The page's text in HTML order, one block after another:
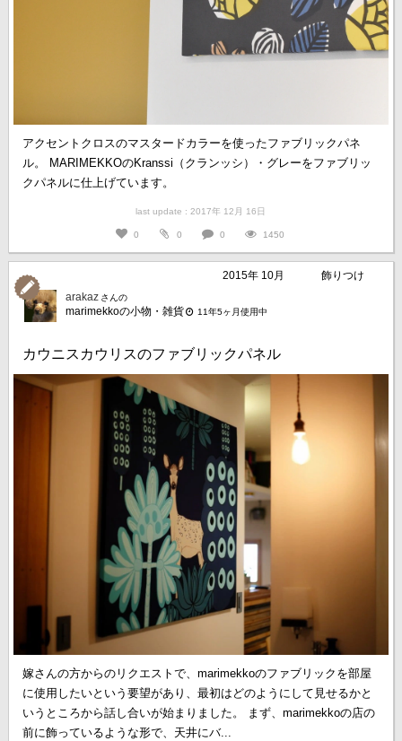
アクセントクロスのマスタードカラーを使ったファブリックパネ
ル。 MARIMEKKOのKranssi（クランッシ）・グレーをファブリッ
クパネルに仕上げています。
last update : 2017年 12月 16日
0 0 0 1450
2015年 10月
飾りつけ
arakaz さんの
marimekkoの小物・雑貨 11年5ヶ月使用中
カウニスカウリスのファブリックパネル
嫁さんの方からのリクエストで、marimekkoのファブリックを部屋
に使用したいという要望があり、最初はどのようにして見せるかと
いうところから話し合いが始まりました。 まず、marimekkoの店の
前に飾っているような形で、天井にバ...